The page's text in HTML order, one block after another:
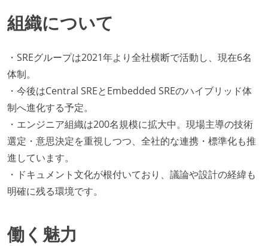
組織について
・SREグループは2021年より全社横断で活動し、現在6名
体制。
・今後はCentral SREとEmbedded SREのハイブリッド体
制へ進化する予定。
・エンジニア組織は200名規模に拡大中。現場主導の技術
選定・意思決定を重視しつつ、全社的な連携・標準化も推
進しています。
・ドキュメント文化が根付いており、議論や設計の経緯も
明確に残る環境です。
働く魅力